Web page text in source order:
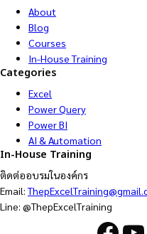
About
Blog
Courses
In-House Training
Categories
Excel
Power Query
Power BI
AI & Automation
In-House Training
ติดต่ออบรมในองค์กร
Email:
Line: @ThepExcelTraining